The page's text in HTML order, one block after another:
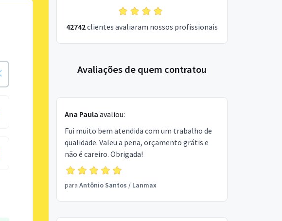
42742clientes avaliaram nossos profissionais
Avaliações de quem contratou
Ana Paula avaliou:
Fui muito bem atendida com um trabalho de
qualidade. Valeu a pena, orçamento grátis e
não é careiro. Obrigada!
para Antônio Santos / Lanmax